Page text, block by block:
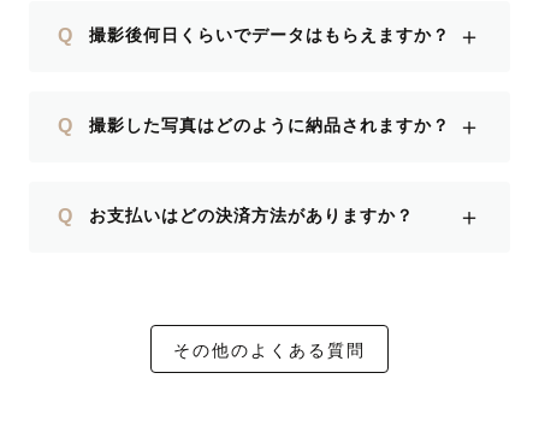
Q 撮影後何日くらいでデータはもらえますか？ ＋
Q 撮影した写真はどのように納品されますか？ ＋
Q お支払いはどの決済方法がありますか？ ＋
その他のよくある質問